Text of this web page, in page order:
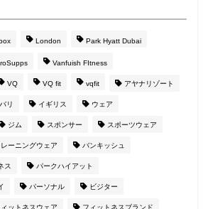
London Park Hyatt Dubai
Vanfuish FItness
VQ VQ fit vqfit アヤナリゾート
リ イギリス ウェア
ジム スポンサー スポーツウェア
レーニングウェア バンキッシュ
ス パークハイアット
パーソナル ビジター
ィットネスウェア フィットネスブランド